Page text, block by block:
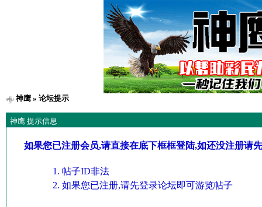
神鹰» 论坛提示
神鹰 提示信息
如果您已注册会员,请直接在底下框框登陆,如还没注册请
帖子ID非法
如果您已注册,请先登录论坛即可游览帖子